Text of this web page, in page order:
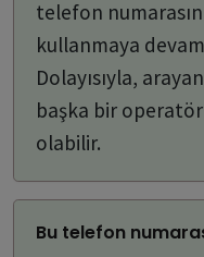
telefon
kullanmaya
Dolayısıyla,
başka bir operatör
olabilir.
Bu telefon